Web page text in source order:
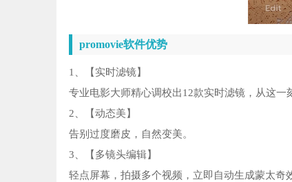
promovie软件优势
1、【实时滤镜】
专业电影大师精心调校出12款实时滤镜，从这一
2、【动态美】
告别过度磨皮，自然变美。
3、【多镜头编辑】
轻点屏幕，拍摄多个视频，立即自动生成蒙太奇